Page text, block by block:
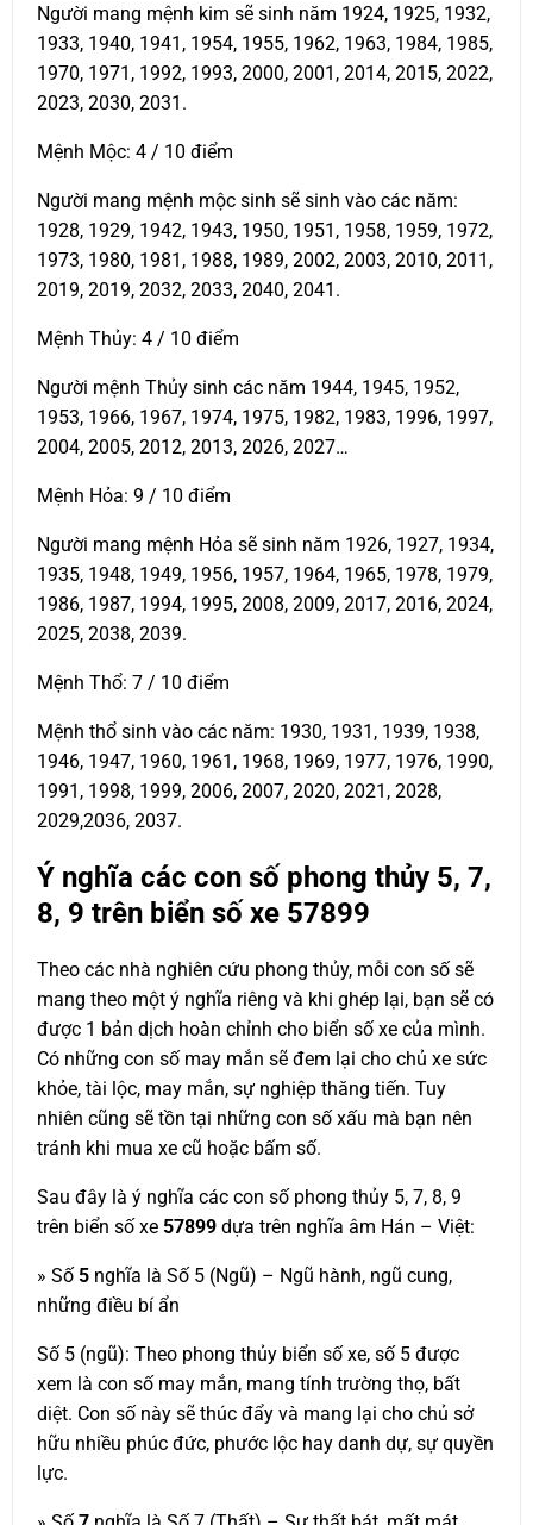
Người mang mệnh kim sẽ sinh năm 1924, 1925, 1932,
1933, 1940, 1941, 1954, 1955, 1962, 1963, 1984, 1985,
1970, 1971, 1992, 1993, 2000, 2001, 2014, 2015, 2022,
2023, 2030, 2031.
Mệnh Mộc: 4 / 10 điểm
Người mang mệnh mộc sinh sẽ sinh vào các năm:
1928, 1929, 1942, 1943, 1950, 1951, 1958, 1959, 1972,
1973, 1980, 1981, 1988, 1989, 2002, 2003, 2010, 2011,
2019, 2019, 2032, 2033, 2040, 2041.
Mệnh Thủy: 4 / 10 điểm
Người mệnh Thủy sinh các năm 1944, 1945, 1952,
1953, 1966, 1967, 1974, 1975, 1982, 1983, 1996, 1997,
2004, 2005, 2012, 2013, 2026, 2027…
Mệnh Hỏa: 9 / 10 điểm
Người mang mệnh Hỏa sẽ sinh năm 1926, 1927, 1934,
1935, 1948, 1949, 1956, 1957, 1964, 1965, 1978, 1979,
1986, 1987, 1994, 1995, 2008, 2009, 2017, 2016, 2024,
2025, 2038, 2039.
Mệnh Thổ: 7 / 10 điểm
Mệnh thổ sinh vào các năm: 1930, 1931, 1939, 1938,
1946, 1947, 1960, 1961, 1968, 1969, 1977, 1976, 1990,
1991, 1998, 1999, 2006, 2007, 2020, 2021, 2028,
2029,2036, 2037.
Ý nghĩa các con số phong thủy 5, 7,
8, 9 trên biển số xe 57899
Theo các nhà nghiên cứu phong thủy, mỗi con số sẽ
mang theo một ý nghĩa riêng và khi ghép lại, bạn sẽ có
được 1 bản dịch hoàn chỉnh cho biển số xe của mình.
Có những con số may mắn sẽ đem lại cho chủ xe sức
khỏe, tài lộc, may mắn, sự nghiệp thăng tiến. Tuy
nhiên cũng sẽ tồn tại những con số xấu mà bạn nên
tránh khi mua xe cũ hoặc bấm số.
Sau đây là ý nghĩa các con số phong thủy 5, 7, 8, 9
trên biển số xe 57899 dựa trên nghĩa âm Hán – Việt:
» Số5 nghĩa là Số 5 (Ngũ) – Ngũ hành, ngũ cung,
những điều bí ẩn
Số 5 (ngũ): Theo phong thủy biển số xe, số 5 được
xem là con số may mắn, mang tính trường thọ, bất
diệt. Con số này sẽ thúc đẩy và mang lại cho chủ sở
hữu nhiều phúc đức, phước lộc hay danh dự, sự quyền
lực.